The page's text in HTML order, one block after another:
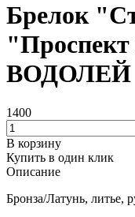
Брелок
ВОДОЛЕЙ
1400
В корзину
Купить в один клик
Описание
Бронза/Латунь, литье,